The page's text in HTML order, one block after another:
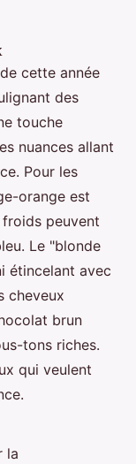
de cette année
des
touche
nuances allant
Pour les
orange est
peuvent
Le "blonde
étincelant avec
cheveux
brun
tons riches.
qui veulent
la